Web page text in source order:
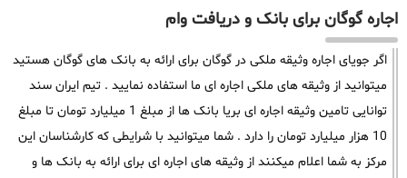
اجاره گوگان برای بانک و دریافت وام
اگر جویای اجاره وثیقه ملکی در گوگان برای ارائه به بانک های گوگان هستید
میتوانید از وثیقه های ملکی اجاره ای ما استفاده نمایید . تیم ایران سند
توانایی تامین وثیقه اجاره ای بریا بانک ها از مبلغ 1 میلیارد تومان تا مبلغ
10 هزار میلیارد تومان را دارد . شما میتوانید با شرایطی که کارشناسان این
مرکز به شما اعلام میکنند از وثیقه های اجاره ای برای ارائه به بانک ها و